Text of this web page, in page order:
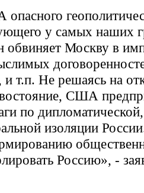
у самых наших
обвиняет Москву в
и т.п. Не решаясь на
США
по дипломатической,
изоляции
Россию», -